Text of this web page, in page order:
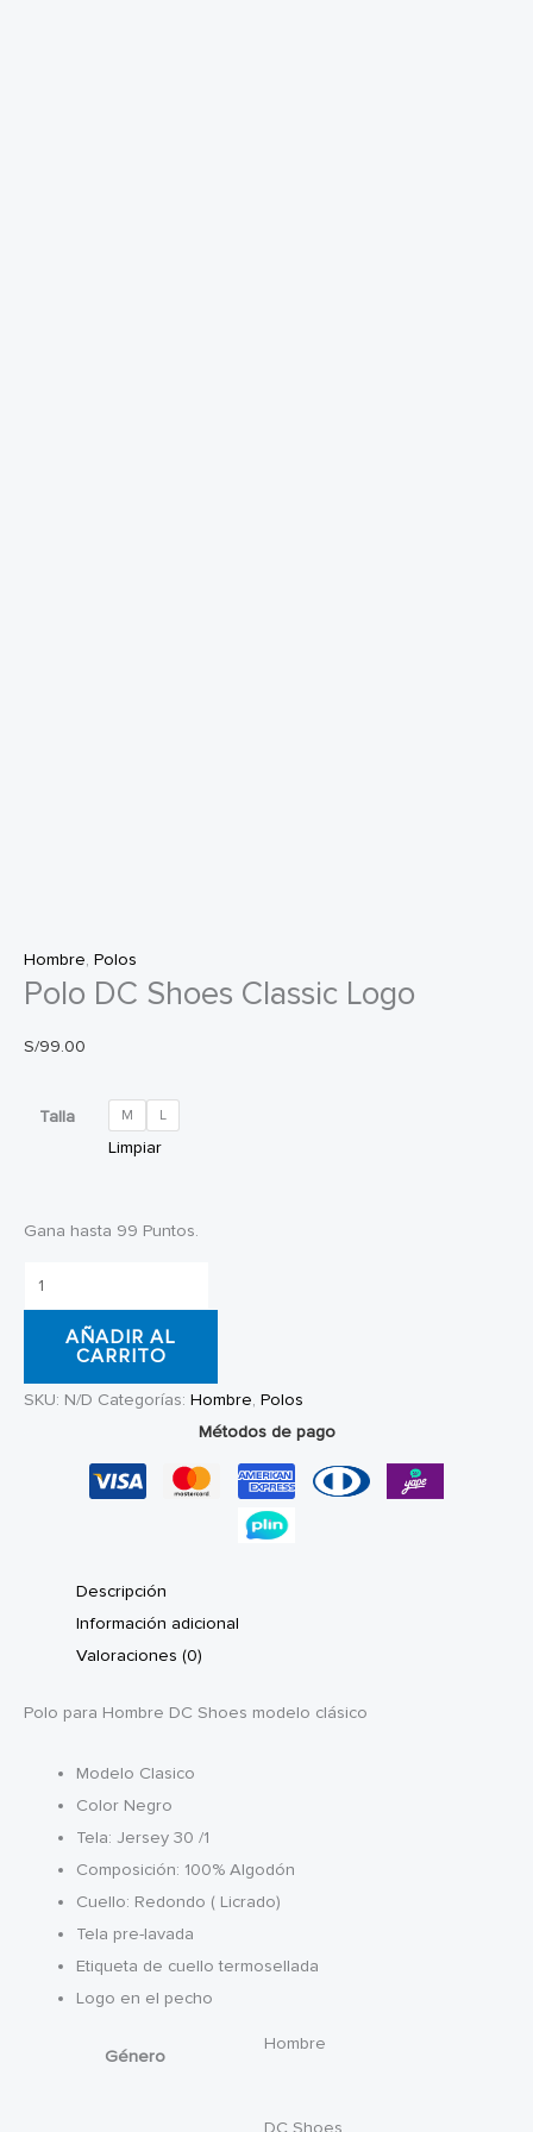
Hombre, Polos
Polo DC Shoes Classic Logo
S/99.00
Talla M L
Limpiar
Gana hasta 99 Puntos.
Polo
DC
Shoes
Logo
AÑADIR AL
CARRITO
SKU: N/D Categorías: Hombre, Polos
Métodos de pago
Descripción
Información adicional
Valoraciones (0)
Polo para Hombre DC Shoes modelo clásico
Modelo Clasico
Color Negro
Tela: Jersey 30 /1
Composición: 100% Algodón
Cuello: Redondo ( Licrado)
Tela pre-lavada
Etiqueta de cuello termosellada
Logo en el pecho
Género
Hombre
DC Shoes